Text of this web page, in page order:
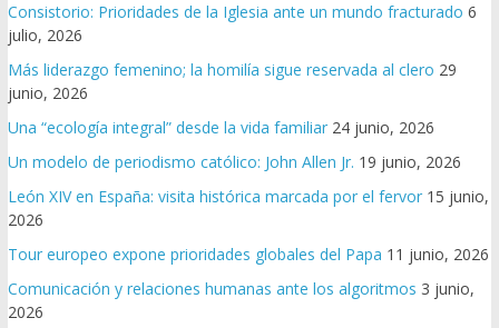
Consistorio: Prioridades de la Iglesia ante un mundo fracturado 6
julio, 2026
Más liderazgo femenino; la homilía sigue reservada al clero 29
junio, 2026
Una “ecología integral” desde la vida familiar 24 junio, 2026
Un modelo de periodismo católico: John Allen Jr. 19 junio, 2026
León XIV en España: visita histórica marcada por el fervor 15 junio,
2026
Tour europeo expone prioridades globales del Papa 11 junio, 2026
Comunicación y relaciones humanas ante los algoritmos 3 junio,
2026